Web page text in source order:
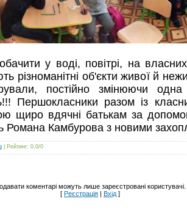
у воді, повітрі, на
різноманітні об'єкти живої й
постійно змінюючи
Першокласники разом із
вдячні батькам за допомогу
Романа Камбурова з новими
Рейтинг: 0.0/0
коментарі можуть лише зареєстровані користувачі.
[ Реєстрація | Вхід ]